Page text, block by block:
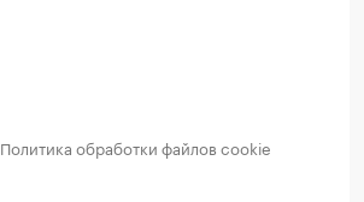
Политика обработки файлов cookie